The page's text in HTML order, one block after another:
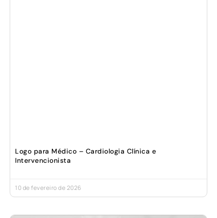
Logo para Médico – Cardiologia Clínica e
Intervencionista
10 de fevereiro de 2026